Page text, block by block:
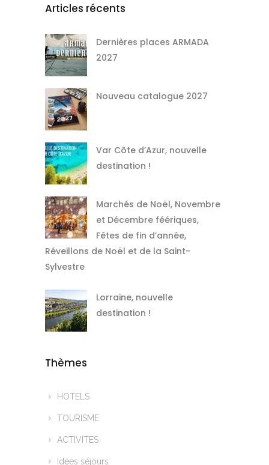
Articles récents
Dernières places ARMADA
2027
Nouveau catalogue 2027
Var Côte d’Azur, nouvelle
destination !
Marchés de Noël, Novembre
et Décembre féériques,
Fêtes de fin d’année,
Réveillons de Noël et de la Saint-
Sylvestre
Lorraine, nouvelle
destination !
Thèmes
HOTELS
TOURISME
ACTIVITES
Idées séjours